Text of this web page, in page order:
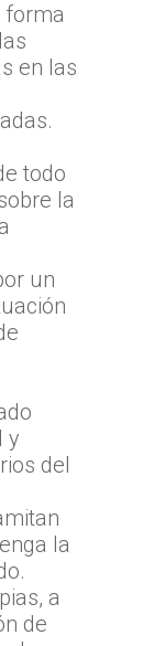
forma
en las
todo
la
un
y
del
la
a
de